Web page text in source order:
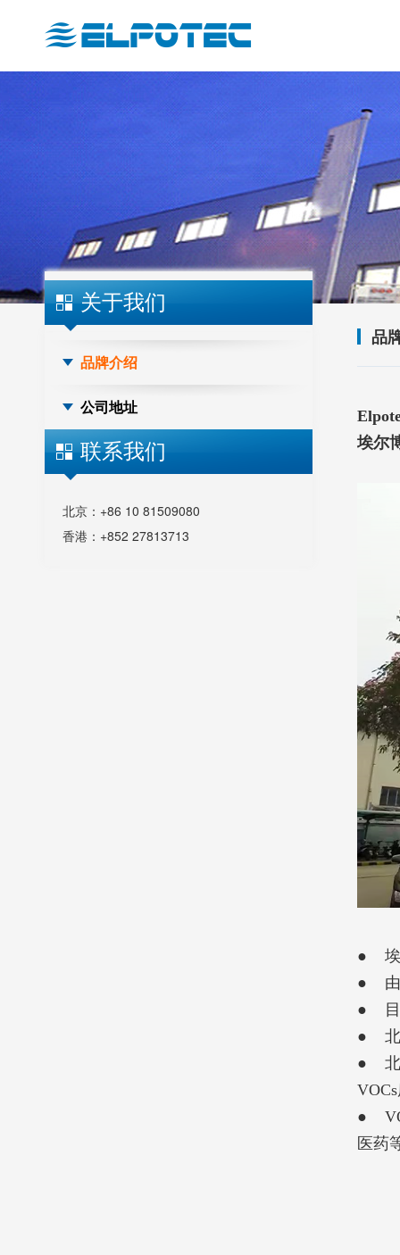
关于我们
品牌介绍
公司地址
联系我们
北京：+86 10 81509080
香港：+852 27813713
品
埃尔
● 埃
● 由
● 目
● 北
● 北
●
医药